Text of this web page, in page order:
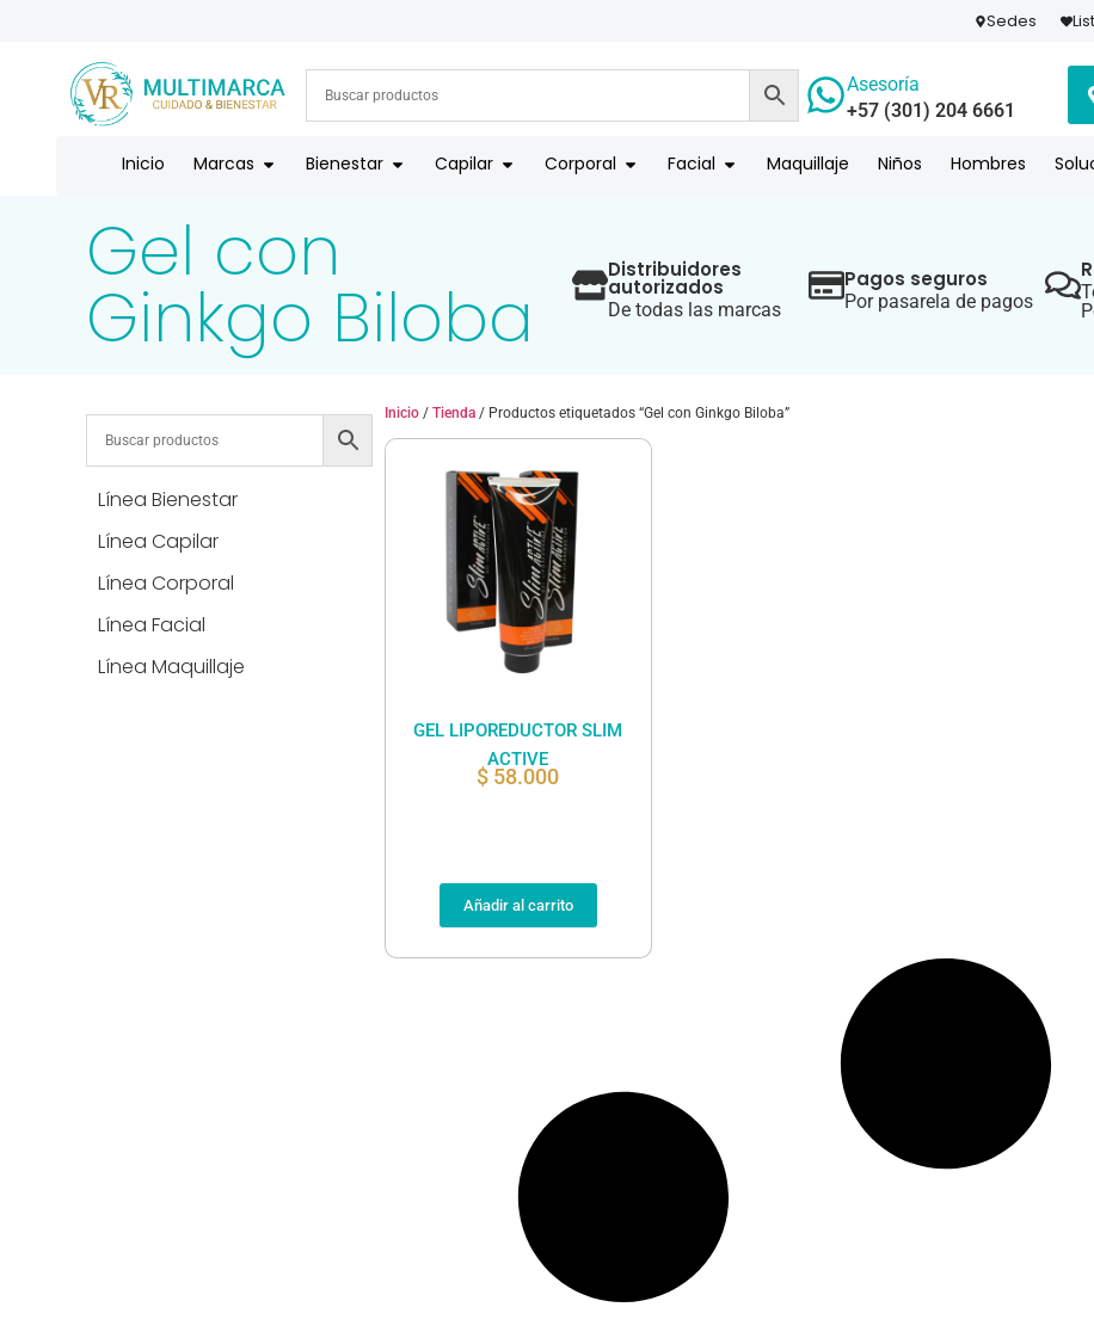
ENVÍOS A TODO EL PAÍS | RECIBIMOS TODOS LOS MEDIOS DE PAGO
Sedes
Asesoría
+57 (301) 204 6661
Inicio Marcas Bienestar Capilar Corporal Facial Maquillaje Niños Hombres
Gel con
Ginkgo Biloba
Distribuidores
autorizados
De todas las marcas
Pagos seguros
Por pasarela de pagos
Línea Bienestar
Línea Capilar
Línea Corporal
Línea Facial
Línea Maquillaje
Inicio / Tienda / Productos etiquetados “Gel con Ginkgo Biloba”
GEL LIPOREDUCTOR SLIM
ACTIVE
$ 58.000
Añadir al carrito